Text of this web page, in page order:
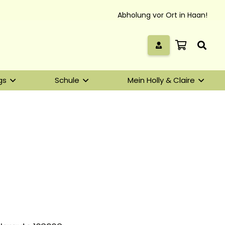
Abholung vor Ort in Haan!
Schule Mein Holly & Claire